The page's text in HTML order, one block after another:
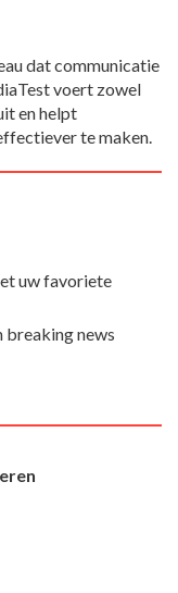
dat communicatie
voert zowel
en helpt
te maken.
uw favoriete
breaking news